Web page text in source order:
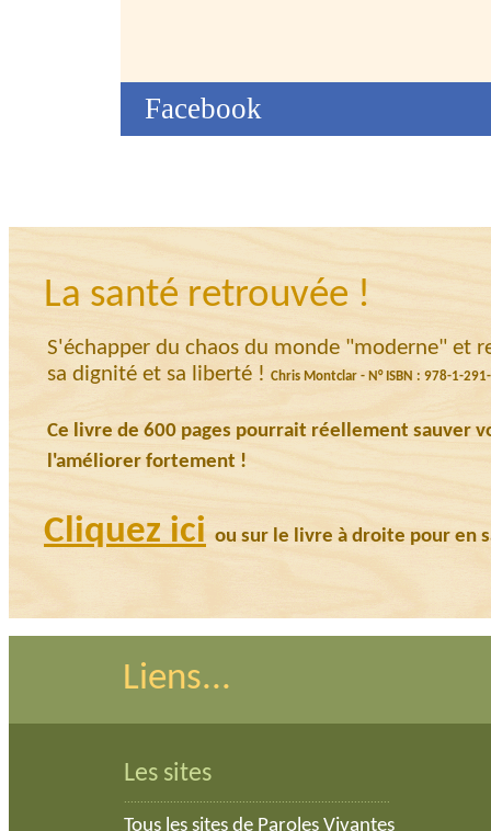
Facebook
La santé retrouvée !
S'échapper du chaos du monde "moderne" et
sa dignité et sa liberté ! Chris Montclar - N° ISBN : 978-1-
Ce livre de 600 pages pourrait réellement sauver
l'améliorer fortement !
Cliquez ici ou sur le livre à droite pour en
Liens...
Les sites
.................................................................................
Tous les sites de Paroles Vivantes